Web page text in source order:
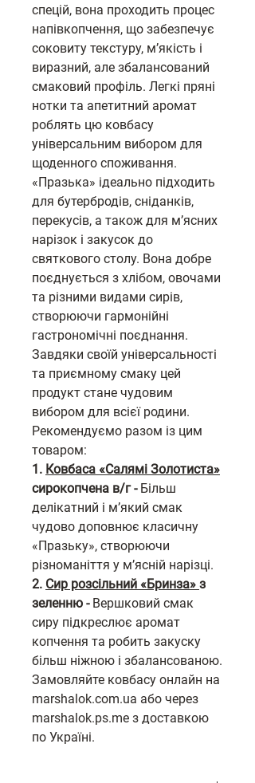
спецій, вона проходить процес
напівкопчення, що забезпечує
соковиту текстуру, м’якість і
виразний, але збалансований
смаковий профіль. Легкі пряні
нотки та апетитний аромат
роблять цю ковбасу
універсальним вибором для
щоденного споживання.
«Празька» ідеально підходить
для бутербродів, сніданків,
перекусів, а також для м’ясних
нарізок і закусок до
святкового столу. Вона добре
поєднується з хлібом, овочами
та різними видами сирів,
створюючи гармонійні
гастрономічні поєднання.
Завдяки своїй універсальності
та приємному смаку цей
продукт стане чудовим
вибором для всієї родини.
Рекомендуємо разом із цим
товаром:
1. Ковбаса «Салямі Золотиста»
сирокопчена в/г - Більш
делікатний і м’який смак
чудово доповнює класичну
«Празьку», створюючи
різноманіття у м’ясній нарізці.
2. Сир розсільний «Бринза» з
зеленню - Вершковий смак
сиру підкреслює аромат
копчення та робить закуску
більш ніжною і збалансованою.
Замовляйте ковбасу онлайн на
marshalok.com.ua або через
marshalok.ps.me з доставкою
по Україні.